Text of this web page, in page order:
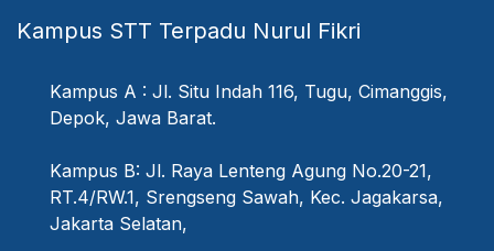
Kampus STT Terpadu Nurul Fikri
Kampus A : Jl. Situ Indah 116, Tugu, Cimanggis,
Depok, Jawa Barat.
Kampus B: Jl. Raya Lenteng Agung No.20-21,
RT.4/RW.1, Srengseng Sawah, Kec. Jagakarsa,
Jakarta Selatan,